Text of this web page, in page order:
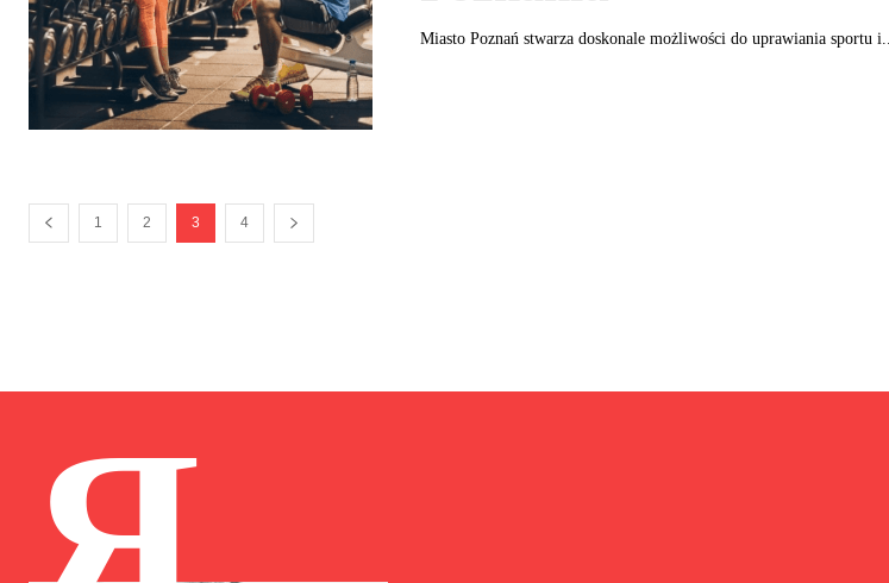
Miasto Poznań stwarza doskonale możliwości do uprawiania sportu i...
1 2 3 4